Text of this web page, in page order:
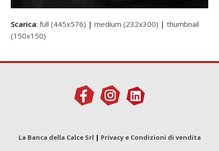
Scarica:full (445x576) |medium (232x300) |thumbnail
(150x150)
La Banca della Calce Srl | Privacy e Condizioni di vendita